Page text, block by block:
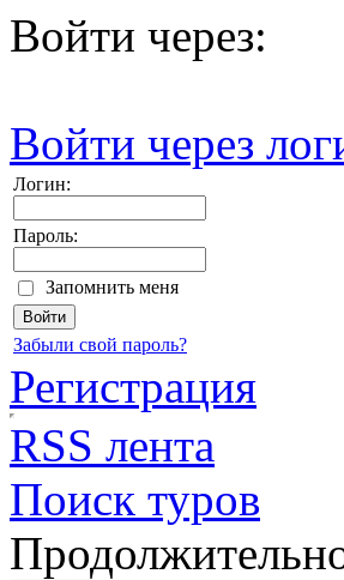
Войти через:
Войти через
Логин:
Пароль:
Запомнить меня
Забыли свой пароль?
Регистрация
RSS лента
Поиск туров